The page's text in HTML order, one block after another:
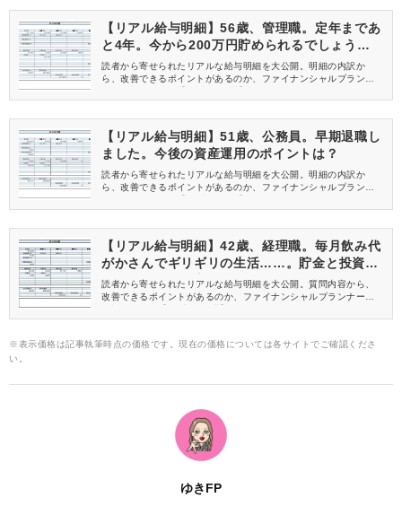
【リアル給与明細】56歳、管理職。定年まであ
と4年。今から200万円貯められるでしょう
か……？
読者から寄せられたリアルな給与明細を大公開。明細の内訳か
ら、改善できるポイントがあるのか、ファイナンシャルプランナ
【リアル給与明細】51歳、公務員。早期退職し
ました。今後の資産運用のポイントは？
読者から寄せられたリアルな給与明細を大公開。明細の内訳か
ら、改善できるポイントがあるのか、ファイナンシャルプランナ
【リアル給与明細】42歳、経理職。毎月飲み代
がかさんでギリギリの生活……。貯金と投資の
バランスの取り方は？
読者から寄せられたリアルな給与明細を大公開。質問内容から、
改善できるポイントがあるのか、ファイナンシャルプランナーが
※表示価格は記事執筆時点の価格です。現在の価格については各サイトでご確認くださ
い。
ゆきFP